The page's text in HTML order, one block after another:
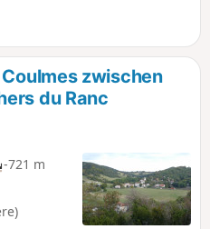
zwischen
du Ranc
-721 m